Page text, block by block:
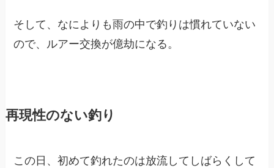
そして、なによりも雨の中で釣りは慣れていない
ので、ルアー交換が億劫になる。
再現性のない釣り
この日、初めて釣れたのは放流してしばらくして